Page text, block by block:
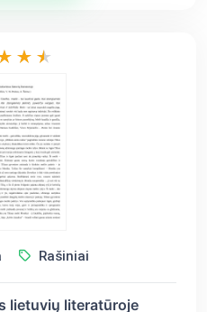
Rašiniai
lietuvių literatūroje